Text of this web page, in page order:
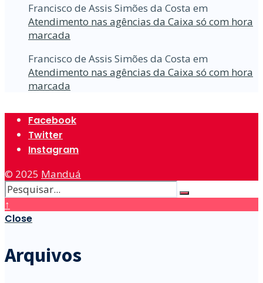
Francisco de Assis Simões da Costa em
Atendimento nas agências da Caixa só com hora
marcada
Francisco de Assis Simões da Costa em
Atendimento nas agências da Caixa só com hora
marcada
Facebook
Twitter
Instagram
© 2025 Manduá
↑
Close
Arquivos